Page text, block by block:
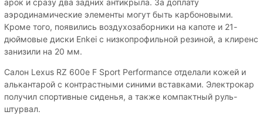
арок и сразу два задних антикрыла. За доплату
аэродинамические элементы могут быть карбоновыми.
Кроме того, появились воздухозаборники на капоте и 21-
дюймовые диски Enkei с низкопрофильной резиной, а клиренс
занизили на 20 мм.
Салон Lexus RZ 600e F Sport Performance отделали кожей и
алькантарой с контрастными синими вставками. Электрокар
получил спортивные сиденья, а также компактный руль-
штурвал.